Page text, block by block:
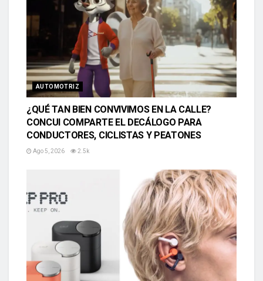
AUTOMOTRIZ
¿QUÉ TAN BIEN CONVIVIMOS EN LA CALLE?
CONCUI COMPARTE EL DECÁLOGO PARA
CONDUCTORES, CICLISTAS Y PEATONES
Ago 5, 2026 2.5k